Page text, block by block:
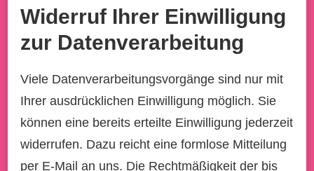
Widerruf Ihrer Einwilligung
zur Datenverarbeitung
Viele Datenverarbeitungsvorgänge sind nur mit
Ihrer ausdrücklichen Einwilligung möglich. Sie
können eine bereits erteilte Einwilligung jederzeit
widerrufen. Dazu reicht eine formlose Mitteilung
per E-Mail an uns. Die Rechtmäßigkeit der bis